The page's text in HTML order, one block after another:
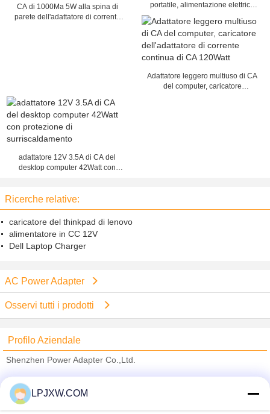
CA di 1000Ma 5W alla spina di
parete dell'adattatore di corrente
portatile, alimentazione elettrica
del PC di CC di CA di 19.5V 4.6A
mini
Adattatore leggero multiuso di CA
del computer, caricatore
adattatore 12V 3.5A di CA del
desktop computer 42Watt con
Ricerche relative:
caricatore del thinkpad di lenovo
alimentatore in CC 12V
Dell Laptop Charger
AC Power Adapter
Osservi tutti i prodotti
Profilo Aziendale
Shenzhen Power Adapter Co.,Ltd.
Trust Seal
Verified Suplier
LPJXW.COM